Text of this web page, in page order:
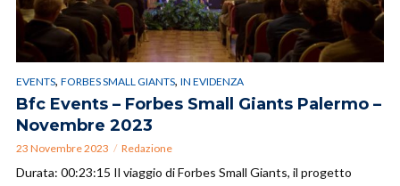
EVENTS, FORBES SMALL GIANTS, IN EVIDENZA
Bfc Events – Forbes Small Giants Palermo –
Novembre 2023
23 Novembre 2023 Redazione
Durata: 00:23:15 Il viaggio di Forbes Small Giants, il progetto